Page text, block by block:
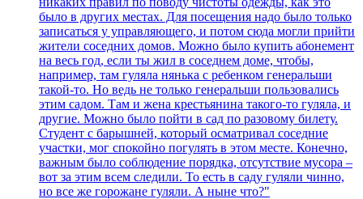
было в других местах. Для посещения надо было только
записаться у управляющего, и потом сюда могли прийти
жители соседних домов. Можно было купить абонемент
на весь год, если ты жил в соседнем доме, чтобы,
например, там гуляла нянька с ребенком генеральши
такой-то. Но ведь не только генеральши пользовались
этим садом. Там и жена крестьянина такого-то гуляла, и
другие. Можно было пойти в сад по разовому билету.
Студент с барышней, который осматривал соседние
участки, мог спокойно погулять в этом месте. Конечно,
важным было соблюдение порядка, отсутствие мусора –
вот за этим всем следили. То есть в саду гуляли чинно,
но все же горожане гуляли. А ныне что?"